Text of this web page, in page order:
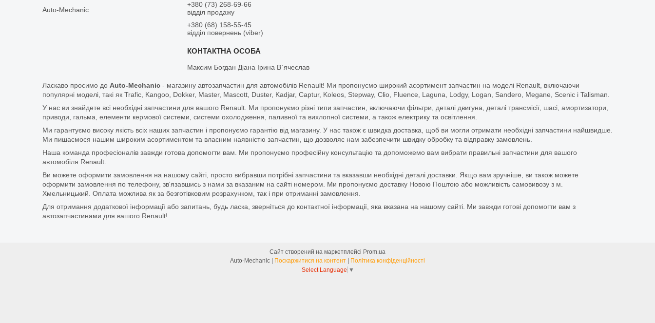
Auto-Mechanic
+380 (73) 268-69-66
відділ продажу
+380 (68) 158-55-45
відділ повернень (viber)
Максим Богдан Діана Ірина В`ячеслав
Ласкаво просимо до Auto-Mechanic - магазину автозапчастин для автомобілів Renault! Ми пропонуємо широкий асортимент запчастин на моделі Renault, включаючи
популярні моделі, такі як Trafic, Kangoo, Dokker, Master, Mascott, Duster, Kadjar, Captur, Koleos, Stepway, Clio, Fluence, Laguna, Lodgy, Logan, Sandero, Megane, Scenic і Talisman.
У нас ви знайдете всі необхідні запчастини для вашого Renault. Ми пропонуємо різні типи запчастин, включаючи фільтри, деталі двигуна, деталі трансмісії, шасі, амортизатори,
приводи, гальма, елементи кермової системи, системи охолодження, паливної та вихлопної системи, а також електрику та освітлення.
Ми гарантуємо високу якість всіх наших запчастин і пропонуємо гарантію від магазину. У нас також є швидка доставка, щоб ви могли отримати необхідні запчастини найшвидше.
Ми пишаємося нашим широким асортиментом та власним наявністю запчастин, що дозволяє нам забезпечити швидку обробку та відправку замовлень.
Наша команда професіоналів завжди готова допомогти вам. Ми пропонуємо професійну консультацію та допоможемо вам вибрати правильні запчастини для вашого
автомобіля Renault.
Ви можете оформити замовлення на нашому сайті, просто вибравши потрібні запчастини та вказавши необхідні деталі доставки. Якщо вам зручніше, ви також можете
оформити замовлення по телефону, зв'язавшись з нами за вказаним на сайті номером. Ми пропонуємо доставку Новою Поштою або можливість самовивозу з м.
Хмельницький. Оплата можлива як за безготівковим розрахунком, так і при отриманні замовлення.
Для отримання додаткової інформації або запитань, будь ласка, зверніться до контактної інформації, яка вказана на нашому сайті. Ми завжди готові допомогти вам з
автозапчастинами для вашого Renault!
Сайт створений на маркетплейсі Prom.ua
Поскаржитися на контент
Політика конфіденційності
Select Language ▼